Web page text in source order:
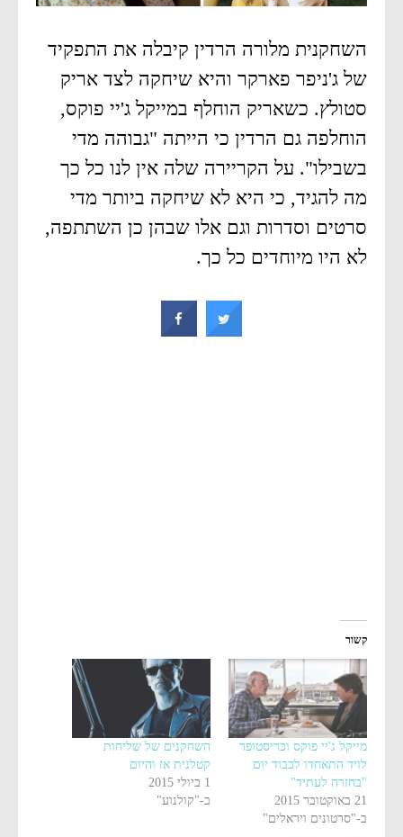
השחקנית מלורה הרדין קיבלה את התפקיד
של ג'ניפר פארקר והיא שיחקה לצד אריק
סטולץ. כשאריק הוחלף במייקל ג'יי פוקס,
הוחלפה גם הרדין כי הייתה "גבוהה מדי
בשבילו". על הקריירה שלה אין לנו כל כך
מה להגיד, כי היא לא שיחקה ביותר מדי
סרטים וסדרות וגם אלו שבהן כן השתתפה,
לא היו מיוחדים כל כך.
קשור
מייקל ג'יי פוקס וכריסטופר
לויד התאחדו לכבוד יום
"בחזרה לעתיד"
21 באוקטובר 2015
ב-"סרטונים ויראלים"
השחקנים של שליחות
קטלנית אז והיום
1 ביולי 2015
ב-"קולנוע"